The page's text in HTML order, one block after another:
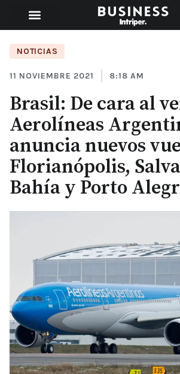
NOTICIAS
11 NOVIEMBRE 2021 8:18 AM
Brasil: De cara al
Aerolíneas
anuncia nuevos
Florianópolis,
Bahía y Porto